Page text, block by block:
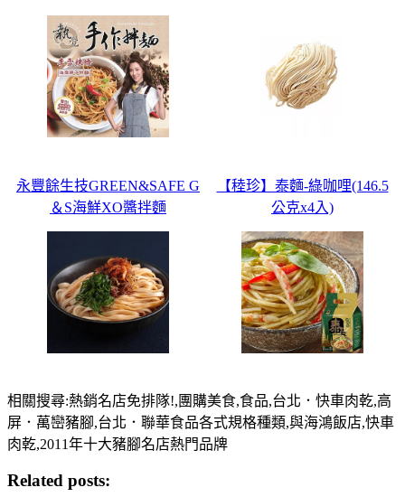
永豐餘生技GREEN&SAFE G
＆S海鮮XO醬拌麵
【稑珍】泰麵-綠咖哩(146.5
公克x4入)
相關搜尋:熱銷名店免排隊!,團購美食,食品,台北．快車肉乾,高
屏．萬巒豬腳,台北．聯華食品各式規格種類,與海鴻飯店,快車
肉乾,2011年十大豬腳名店熱門品牌
Related posts: